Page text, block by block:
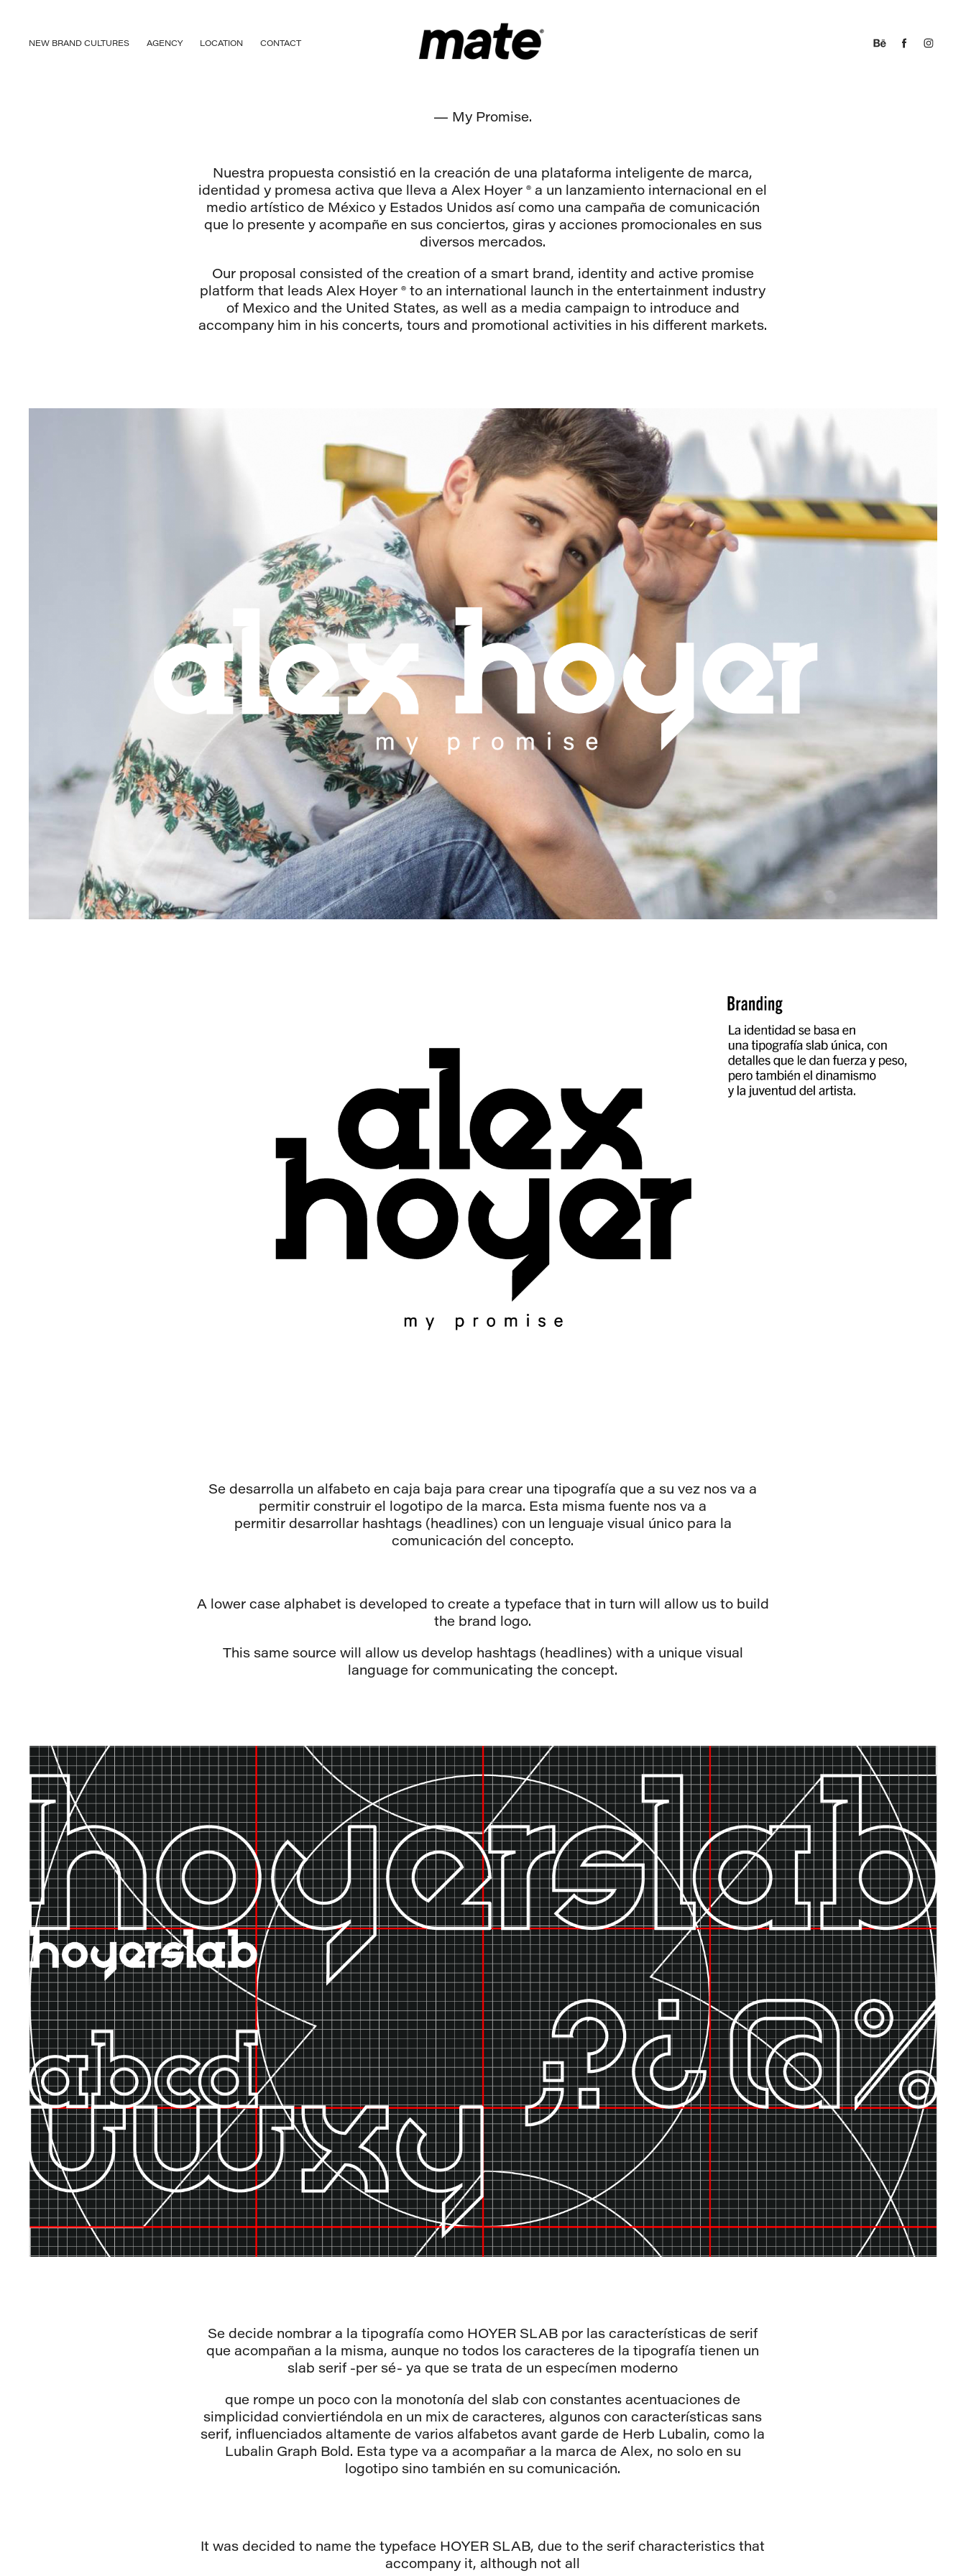
NEW BRAND CULTURES AGENCY LOCATION CONTACT
— My Promise.
Nuestra propuesta consistió en la creación de una plataforma inteligente de marca,
identidad y promesa activa que lleva a Alex Hoyer ® a un lanzamiento internacional en el
medio artístico de México y Estados Unidos así como una campaña de comunicación
que lo presente y acompañe en sus conciertos, giras y acciones promocionales en sus
diversos mercados.
Our proposal consisted of the creation of a smart brand, identity and active promise
platform that leads Alex Hoyer ® to an international launch in the entertainment industry
of Mexico and the United States, as well as a media campaign to introduce and
accompany him in his concerts, tours and promotional activities in his different markets.
Se desarrolla un alfabeto en caja baja para crear una tipografía que a su vez nos va a
permitir construir el logotipo de la marca. Esta misma fuente nos va a
permitir desarrollar hashtags (headlines) con un lenguaje visual único para la
comunicación del concepto.
A lower case alphabet is developed to create a typeface that in turn will allow us to build
the brand logo.
This same source will allow us develop hashtags (headlines) with a unique visual
language for communicating the concept.
Se decide nombrar a la tipografía como HOYER SLAB por las características de serif
que acompañan a la misma, aunque no todos los caracteres de la tipografía tienen un
slab serif -per sé- ya que se trata de un especímen moderno
que rompe un poco con la monotonía del slab con constantes acentuaciones de
simplicidad conviertiéndola en un mix de caracteres, algunos con características sans
serif, influenciados altamente de varios alfabetos avant garde de Herb Lubalin, como la
Lubalin Graph Bold. Esta type va a acompañar a la marca de Alex, no solo en su
logotipo sino también en su comunicación.
It was decided to name the typeface HOYER SLAB, due to the serif characteristics that
accompany it, although not all